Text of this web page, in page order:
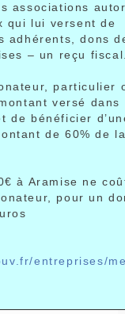
associations
qui lui versent de
adhérents, dons
– un reçu
particulier
versé dans
de bénéficier
de 60% de
à Aramise ne
pour un
entreprises/